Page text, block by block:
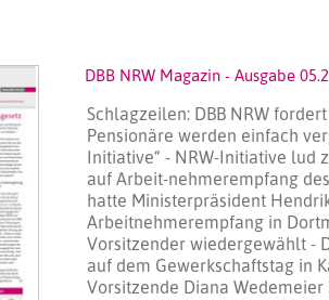
DBB NRW Magazin - Ausgabe
Schlagzeilen: DBB NRW
Pensionäre werden einfach
Initiative“ - NRW-Initiative lud
auf Arbeit-nehmerempfang
hatte Ministerpräsident
Arbeitnehmerempfang in
Vorsitzender wiedergewählt -
auf dem Gewerkschaftstag in
Vorsitzende Diana